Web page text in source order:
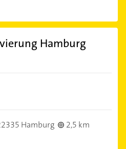
Hamburg
Hamburg
2,5 km